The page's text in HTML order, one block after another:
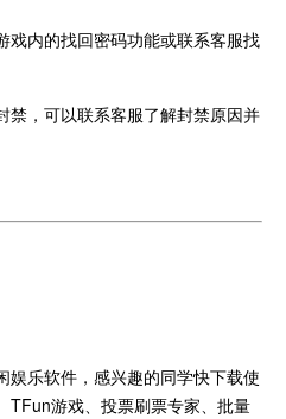
戏内的找回密码功能或联系客服找
禁，可以联系客服了解封禁原因并
娱乐软件，感兴趣的同学快下载使
TFun游戏、投票刷票专家、批量